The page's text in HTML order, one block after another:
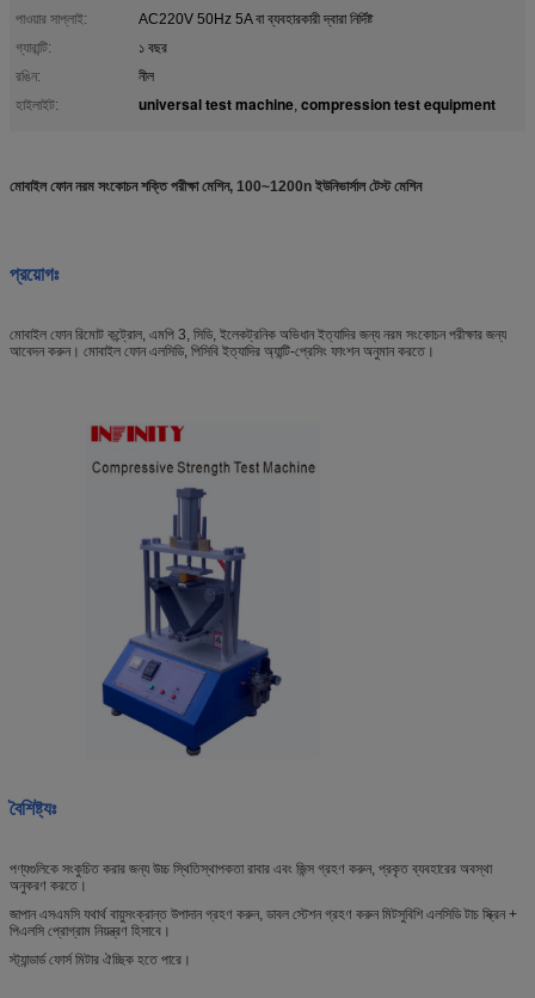
পাওয়ার সাপ্লাই:
AC220V 50Hz 5A বা ব্যবহারকারী দ্বারা নির্দিষ্ট
গ্যারান্টি:
১ বছর
রঙিন:
নীল
হাইলাইট:
universal test machine, compression test equipment
মোবাইল ফোন নরম সংকোচন শক্তি পরীক্ষা মেশিন, 100~1200n ইউনিভার্সাল টেস্ট মেশিন
প্রয়োগঃ
মোবাইল ফোন রিমোট কন্ট্রোল, এমপি 3, সিডি, ইলেকট্রনিক অভিধান ইত্যাদির জন্য নরম সংকোচন পরীক্ষার জন্য
আবেদন করুন। মোবাইল ফোন এলসিডি, পিসিবি ইত্যাদির অ্যান্টি-প্রেসিং ফাংশন অনুমান করতে।
বৈশিষ্ট্যঃ
পণ্যগুলিকে সংকুচিত করার জন্য উচ্চ স্থিতিস্থাপকতা রাবার এবং জিন্স গ্রহণ করুন, প্রকৃত ব্যবহারের অবস্থা
অনুকরণ করতে।
জাপান এসএমসি যথার্থ বায়ুসংক্রান্ত উপাদান গ্রহণ করুন, ডাবল স্টেশন গ্রহণ করুন মিটসুবিশি এলসিডি টাচ স্ক্রিন +
পিএলসি প্রোগ্রাম নিয়ন্ত্রণ হিসাবে।
স্ট্যান্ডার্ড ফোর্স মিটার ঐচ্ছিক হতে পারে।